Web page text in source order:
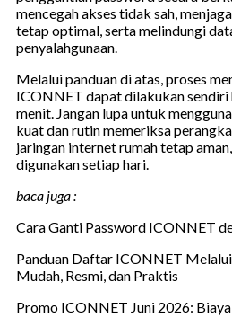
mencegah akses tidak sah,
tetap optimal, serta melindungi
penyalahgunaan.
Melalui panduan di atas, proses
ICONNET dapat dilakukan sendiri
menit. Jangan lupa untuk
kuat dan rutin memeriksa
jaringan internet rumah tetap
digunakan setiap hari.
baca juga :
Cara Ganti Password ICONNET
Panduan Daftar ICONNET
Mudah, Resmi, dan Praktis
Promo ICONNET Juni 2026: